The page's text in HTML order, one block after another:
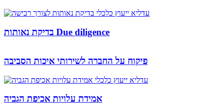
בדיקת נאותות Due diligence
פיקוח על החברה לשירותי איכות הסביבה
אמידת עלויות אכיפת הגביה